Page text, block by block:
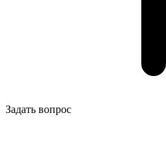
Задать вопрос